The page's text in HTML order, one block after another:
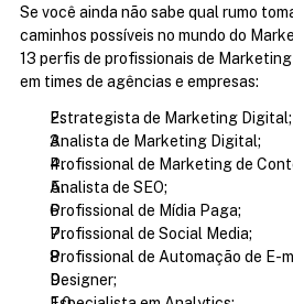
Se você ainda não sabe qual rumo
caminhos possíveis no mundo do
13 perfis de profissionais de
em times de agências e empresas:
Estrategista de Marketing Digital;
Analista de Marketing Digital;
Profissional de Marketing de
Analista de SEO;
Profissional de Mídia Paga;
Profissional de Social Media;
Profissional de Automação de E-
Designer;